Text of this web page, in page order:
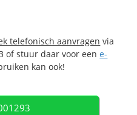
telefonisch aanvragen via
of stuur daar voor eene-
kan ook!